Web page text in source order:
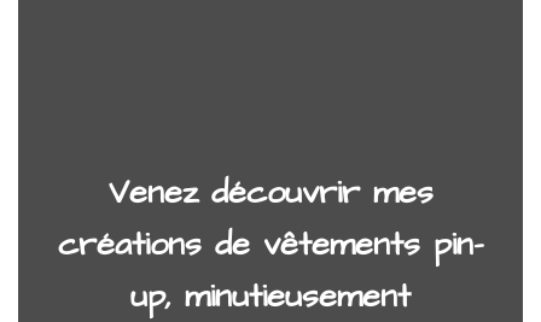
Venez découvrir mes
créations de vêtements pin-
up, minutieusement